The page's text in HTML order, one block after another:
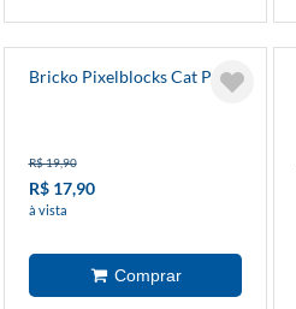
Bricko Pixelblocks Cat Park
R$ 19,90
R$ 17,90
à vista